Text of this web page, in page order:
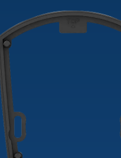
Home
de présence et
LED
OEM
OEM
du temps et de la
d'éclairage